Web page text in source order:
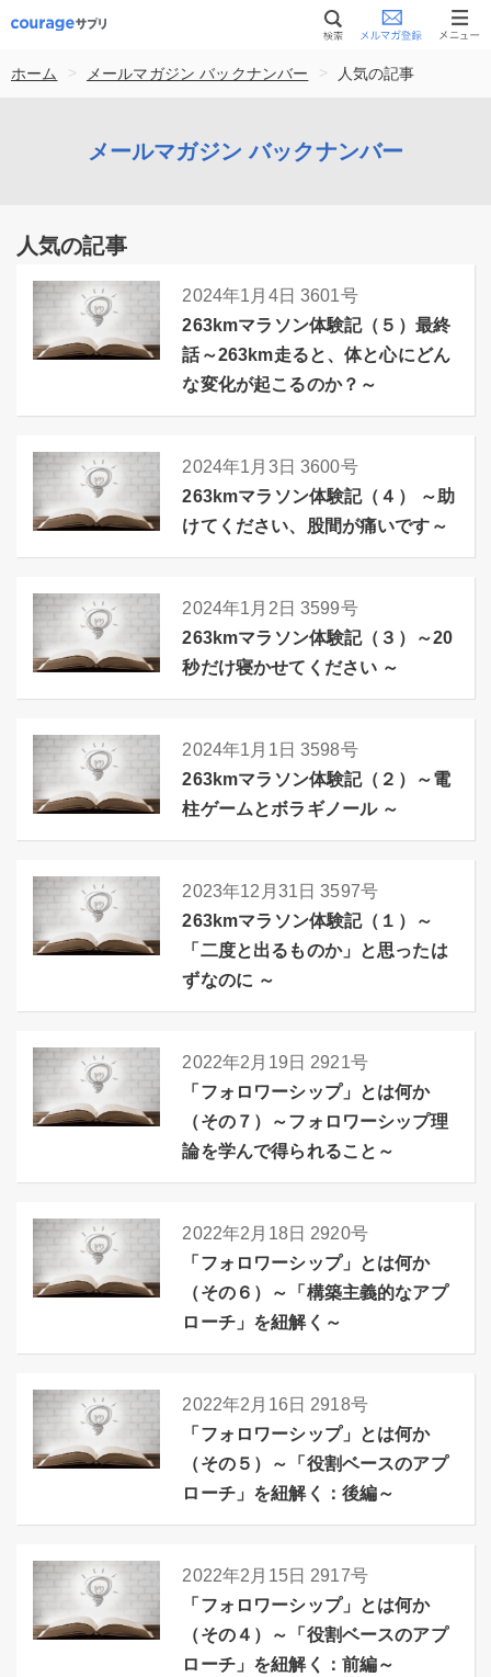
ホーム > メールマガジン バックナンバー > 人気の記事
メールマガジン バックナンバー
人気の記事
2024年1月4日 3601号
263kmマラソン体験記（５）最終
話～263km走ると、体と心にどん
な変化が起こるのか？～
2024年1月3日 3600号
263kmマラソン体験記（４） ～助
けてください、股間が痛いです～
2024年1月2日 3599号
263kmマラソン体験記（３）～20
秒だけ寝かせてください ～
2024年1月1日 3598号
263kmマラソン体験記（２）～電
柱ゲームとボラギノール ～
2023年12月31日 3597号
263kmマラソン体験記（１）～
「二度と出るものか」と思ったは
ずなのに ～
2022年2月19日 2921号
「フォロワーシップ」とは何か
（その７）～フォロワーシップ理
論を学んで得られること～
2022年2月18日 2920号
「フォロワーシップ」とは何か
（その６）～「構築主義的なアプ
ローチ」を紐解く～
2022年2月16日 2918号
「フォロワーシップ」とは何か
（その５）～「役割ベースのアプ
ローチ」を紐解く：後編～
2022年2月15日 2917号
「フォロワーシップ」とは何か
（その４）～「役割ベースのアプ
ローチ」を紐解く：前編～